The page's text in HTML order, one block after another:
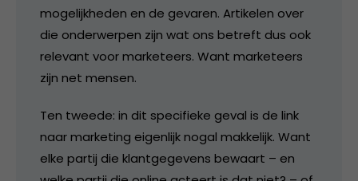
mogelijkheden en de gevaren. Artikelen over
die onderwerpen zijn wat ons betreft dus ook
relevant voor marketeers. Want marketeers
zijn net mensen.
Ten tweede: in dit specifieke geval is de link
naar marketing eigenlijk nogal makkelijk. Want
elke partij die klantgegevens bewaart – en